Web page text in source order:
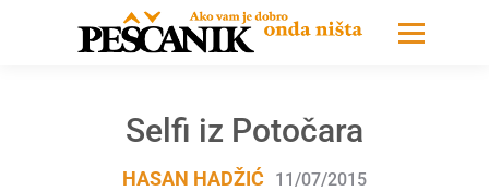
Selfi iz Potočara
HASAN HADŽIĆ 11/07/2015